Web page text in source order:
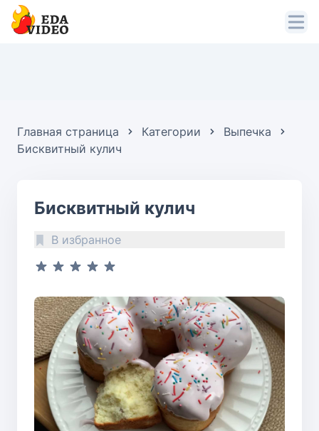
Главная страница Категории
Выпечка
Бисквитный кулич
Бисквитный кулич
В избранное